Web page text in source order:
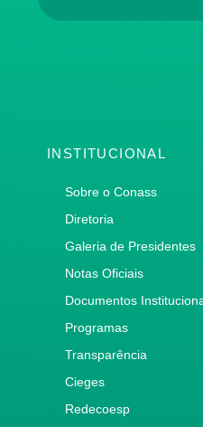
INSTITUCIONAL
Sobre o Conass
Diretoria
Galeria de Presidentes
Notas Oficiais
Documentos
Programas
Transparência
Cieges
Redecoesp